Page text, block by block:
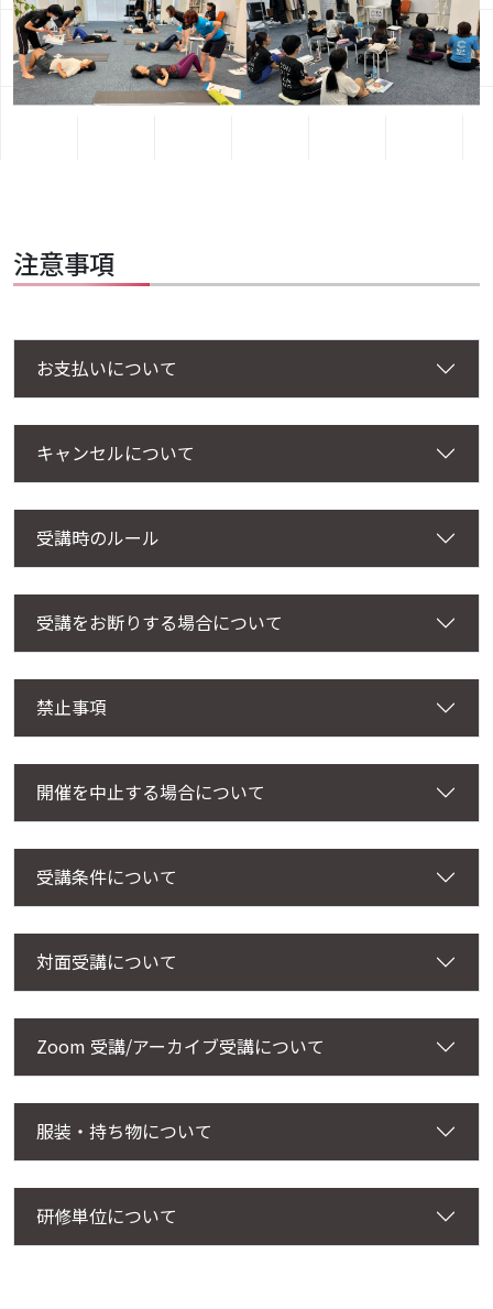
注意事項
お支払いについて
キャンセルについて
受講時のルール
受講をお断りする場合について
禁止事項
開催を中止する場合について
受講条件について
対面受講について
Zoom 受講/アーカイブ受講について
服装・持ち物について
研修単位について